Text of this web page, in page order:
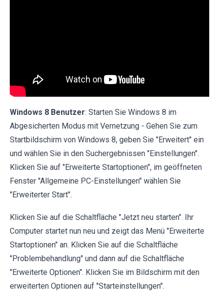
Windows 8 Benutzer: Starten Sie Windows 8 im
Abgesicherten Modus mit Vernetzung - Gehen Sie zum
Startbildschirm von Windows 8, geben Sie "Erweitert" ein
und wählen Sie in den Suchergebnissen "Einstellungen".
Klicken Sie auf "Erweiterte Startoptionen", im geöffneten
Fenster "Allgemeine PC-Einstellungen" wählen Sie
"Erweiterter Start".
Klicken Sie auf die Schaltfläche "Jetzt neu starten". Ihr
Computer startet nun neu und zeigt das Menü "Erweiterte
Startoptionen" an. Klicken Sie auf die Schaltfläche
"Problembehandlung" und dann auf die Schaltfläche
"Erweiterte Optionen". Klicken Sie im Bildschirm mit den
erweiterten Optionen auf "Starteinstellungen".